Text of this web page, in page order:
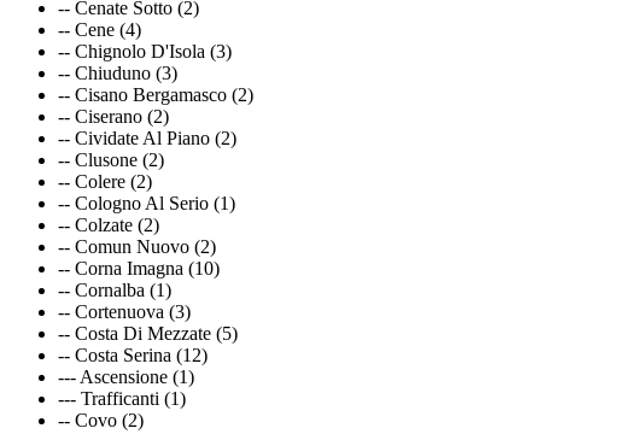
-- Cenate Sotto (2)
-- Cene (4)
-- Chignolo D'Isola (3)
-- Chiuduno (3)
-- Cisano Bergamasco (2)
-- Ciserano (2)
-- Cividate Al Piano (2)
-- Clusone (2)
-- Colere (2)
-- Cologno Al Serio (1)
-- Colzate (2)
-- Comun Nuovo (2)
-- Corna Imagna (10)
-- Cornalba (1)
-- Cortenuova (3)
-- Costa Di Mezzate (5)
-- Costa Serina (12)
--- Ascensione (1)
--- Trafficanti (1)
-- Covo (2)